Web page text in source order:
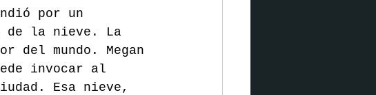
por un
de la nieve. La
del mundo. Megan
invocar al
Esa nieve,